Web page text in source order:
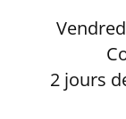
2 jours